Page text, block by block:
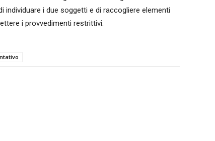
i due soggetti e di raccogliere elementi
i provvedimenti restrittivi.